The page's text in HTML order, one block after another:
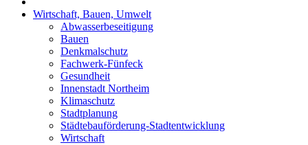
Wirtschaft, Bauen, Umwelt
Abwasserbeseitigung
Bauen
Denkmalschutz
Fachwerk-Fünfeck
Gesundheit
Innenstadt Northeim
Klimaschutz
Stadtplanung
Städtebauförderung-Stadtentwicklung
Wirtschaft